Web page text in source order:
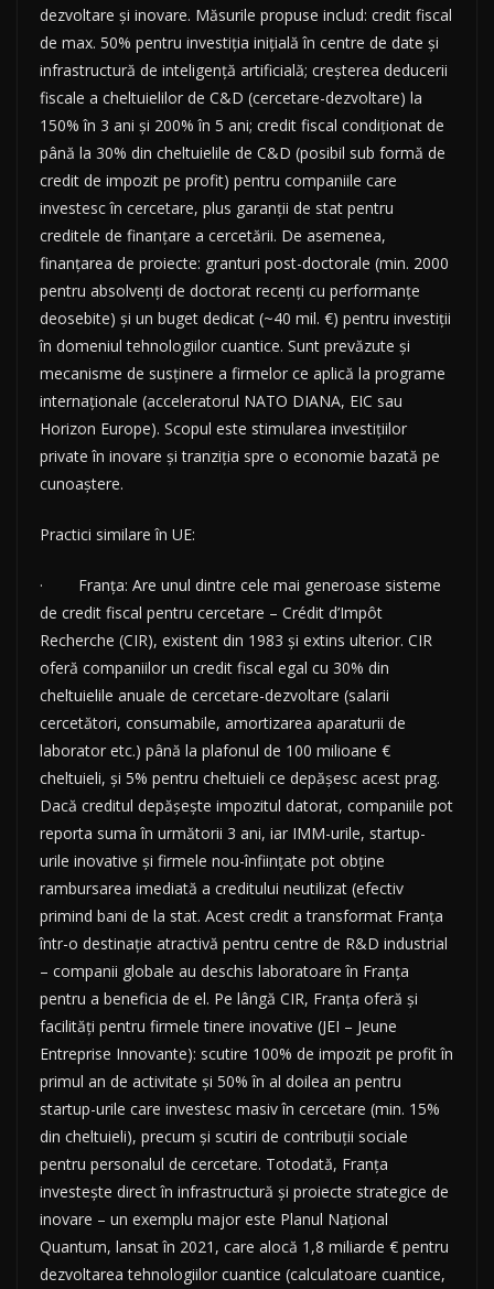
dezvoltare și inovare. Măsurile propuse includ: credit fiscal
de max. 50% pentru investiția inițială în centre de date și
infrastructură de inteligență artificială; creșterea deducerii
fiscale a cheltuielilor de C&D (cercetare-dezvoltare) la
150% în 3 ani și 200% în 5 ani; credit fiscal condiționat de
până la 30% din cheltuielile de C&D (posibil sub formă de
credit de impozit pe profit) pentru companiile care
investesc în cercetare, plus garanții de stat pentru
creditele de finanțare a cercetării. De asemenea,
finanțarea de proiecte: granturi post-doctorale (min. 2000
pentru absolvenți de doctorat recenți cu performanțe
deosebite) și un buget dedicat (~40 mil. €) pentru investiții
în domeniul tehnologiilor cuantice. Sunt prevăzute și
mecanisme de susținere a firmelor ce aplică la programe
internaționale (acceleratorul NATO DIANA, EIC sau
Horizon Europe). Scopul este stimularea investițiilor
private în inovare și tranziția spre o economie bazată pe
cunoaștere.
Practici similare în UE:
· Franța: Are unul dintre cele mai generoase sisteme
de credit fiscal pentru cercetare – Crédit d’Impôt
Recherche (CIR), existent din 1983 și extins ulterior. CIR
oferă companiilor un credit fiscal egal cu 30% din
cheltuielile anuale de cercetare-dezvoltare (salarii
cercetători, consumabile, amortizarea aparaturii de
laborator etc.) până la plafonul de 100 milioane €
cheltuieli, și 5% pentru cheltuieli ce depășesc acest prag.
Dacă creditul depășește impozitul datorat, companiile pot
reporta suma în următorii 3 ani, iar IMM-urile, startup-
urile inovative și firmele nou-înființate pot obține
rambursarea imediată a creditului neutilizat (efectiv
primind bani de la stat. Acest credit a transformat Franța
într-o destinație atractivă pentru centre de R&D industrial
– companii globale au deschis laboratoare în Franța
pentru a beneficia de el. Pe lângă CIR, Franța oferă și
facilități pentru firmele tinere inovative (JEI – Jeune
Entreprise Innovante): scutire 100% de impozit pe profit în
primul an de activitate și 50% în al doilea an pentru
startup-urile care investesc masiv în cercetare (min. 15%
din cheltuieli), precum și scutiri de contribuții sociale
pentru personalul de cercetare. Totodată, Franța
investește direct în infrastructură și proiecte strategice de
inovare – un exemplu major este Planul Național
Quantum, lansat în 2021, care alocă 1,8 miliarde € pentru
dezvoltarea tehnologiilor cuantice (calculatoare cuantice,